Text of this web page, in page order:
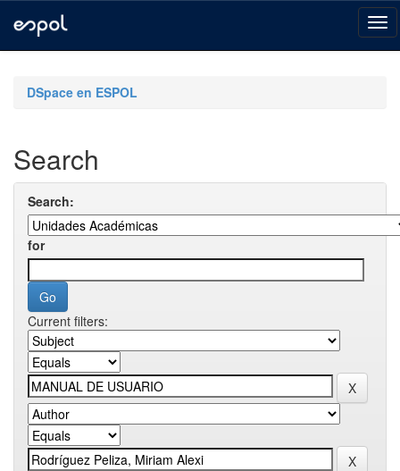
navigationDSpace en ESPOL
Search
Search:
for
Current filters: